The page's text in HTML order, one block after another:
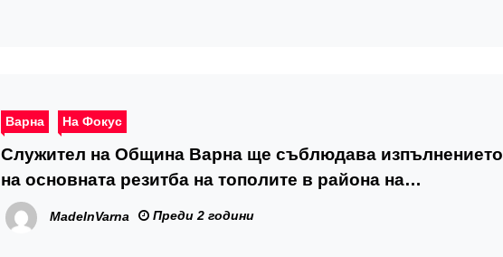
Варна На Фокус
Служител на Община Варна ще съблюдава изпълнението
на основната резитба на тополите в района на
Шокъровия канал
MadeInVarna Преди 2 години